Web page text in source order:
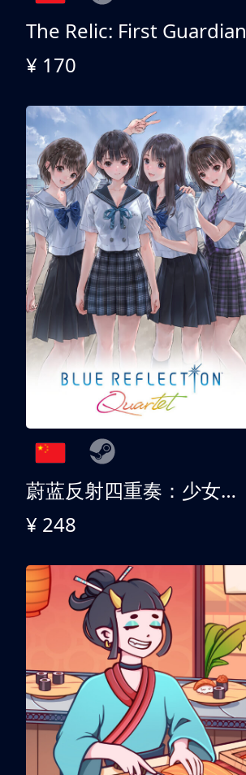
The Relic: First Guardian
¥ 170
蔚蓝反射四重奏：少女们的奇迹
¥ 248